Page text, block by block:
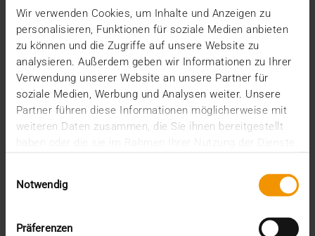
Wir verwenden Cookies, um Inhalte und Anzeigen zu
personalisieren, Funktionen für soziale Medien anbieten
zu können und die Zugriffe auf unsere Website zu
analysieren. Außerdem geben wir Informationen zu Ihrer
Verwendung unserer Website an unsere Partner für
soziale Medien, Werbung und Analysen weiter. Unsere
Partner führen diese Informationen möglicherweise mit
weiteren Daten zusammen, die Sie ihnen bereitgestellt
Notwendig
Präferenzen
In der Bundesliga läuft es für Werder Bremen aktuell
deutlich besser als in der Saison zuvor. Und…
VISUS HEALTH IT
MEHR ERFAHREN